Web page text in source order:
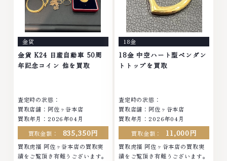
て、高額査定を実現しておりま
す。 古くて使わなくなってしま
ったアクセサリー、動かなくなっ
てしまった腕時計、多くのお品物
の高価買取りを実現しており、他
店ではお値段の付かなかったお品
物でも、一点一点丁寧に無料で査
無休
持って、高額査定を実現しており
ます。 古くて使わなくなってし
まったアクセサリー、動かなくな
ってしまった腕時計、多くのお品
物の高価買取りを実現しており、
他店ではお値段の付かなかったお
品物でも、一点一点丁寧に無料で
中無休
金貨
金貨 K24 日産自動車 50周
年記念コイン 他を買取
査定時の状態：
買取店舗：阿佐ヶ谷本店
買取年月：2026年04月
買取金額：
835,350円
買取虎福 阿佐ヶ谷本店の買取実
績をご覧頂き有難うございます。
18金
18金 中空ハート型ペンダン
トトップを買取
査定時の状態：
買取店舗：阿佐ヶ谷本店
買取年月：2026年04月
買取金額：
11,000円
買取虎福 阿佐ヶ谷本店の買取実
績をご覧頂き有難うございます。